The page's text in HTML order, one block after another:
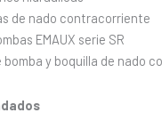
de nado contracorriente
EMAUX serie SR
bomba y boquilla de nado